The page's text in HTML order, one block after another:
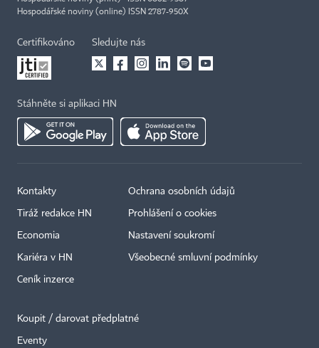
Hospodářské noviny (online) ISSN 2787-950X
Certifikováno Sledujte nás
Stáhněte si aplikaci HN
Kontakty
Tiráž redakce HN
Economia
Kariéra v HN
Ceník inzerce
Ochrana osobních údajů
Prohlášení o cookies
Nastavení soukromí
Všeobecné smluvní podmínky
Koupit / darovat předplatné
Eventy